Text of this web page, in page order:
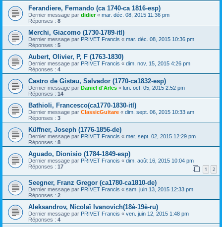
Ferandiere, Fernando (ca 1740-ca 1816-esp)
Dernier message par didier« mar. déc. 08, 2015 11:36 pm
Réponses : 8
Merchi, Giacomo (1730-1789-itl)
Dernier message par PRIVET Francis « mar. déc. 08, 2015 10:36 pm
Réponses : 5
Aubert, Olivier, P, F (1763-1830)
Dernier message par PRIVET Francis « dim. nov. 15, 2015 4:26 pm
Réponses : 4
Castro de Gistau, Salvador (1770-ca1832-esp)
Dernier message par Daniel d'Arles « lun. oct. 05, 2015 2:52 pm
Réponses : 14
Bathioli, Francesco(ca1770-1830-itl)
Dernier message par ClassicGuitare « dim. sept. 06, 2015 10:33 am
Réponses : 3
Küffner, Joseph (1776-1856-de)
Dernier message par PRIVET Francis « mer. sept. 02, 2015 12:29 pm
Réponses : 8
Aguado, Dionisio (1784-1849-esp)
Dernier message par PRIVET Francis « dim. août 16, 2015 10:04 pm
Réponses : 17 1 2
Seegner, Franz Gregor (ca1780-ca1810-de)
Dernier message par PRIVET Francis « sam. juin 13, 2015 12:33 pm
Réponses : 2
Aleksandrov, Nicolaï Ivanovich(18è-19è-ru)
Dernier message par PRIVET Francis « ven. juin 12, 2015 1:48 pm
Réponses : 4